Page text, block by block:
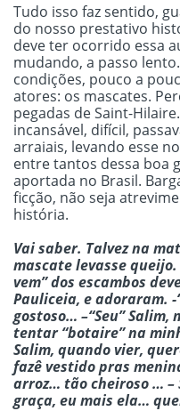
Tudo isso faz sentido,
do nosso prestativo
deve ter ocorrido essa
mudando, a passo
condições, pouco a
atores: os mascates.
pegadas de Saint-
incansável, difícil,
arraiais, levando esse
entre tantos dessa boa
aportada no Brasil.
ficção, não seja
história.
Vai saber. Talvez na
mascate levasse
vem” dos escambos
Pauliceia, e adoraram.
gostoso… –“Seu”
tentar “botaire” na
Salim, quando vier,
fazê vestido pras
arroz… tão cheiroso … –
graça, eu mais ela…